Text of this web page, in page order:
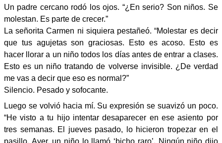
Un padre cercano rodó los ojos. “¿En serio? Son niños. Se
molestan. Es parte de crecer.”
La señorita Carmen ni siquiera pestañeó. “Molestar es decir
que tus agujetas son graciosas. Esto es acoso. Esto es
hacer llorar a un niño todos los días antes de entrar a clases.
Esto es un niño tratando de volverse invisible. ¿De verdad
me vas a decir que eso es normal?”
Silencio. Pesado y sofocante.
Luego se volvió hacia mí. Su expresión se suavizó un poco.
“He visto a tu hijo intentar desaparecer en ese asiento por
tres semanas. El jueves pasado, lo hicieron tropezar en el
pasillo. Ayer, un niño lo llamó ‘bicho raro’. Ningún niño dijo